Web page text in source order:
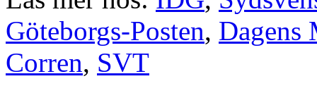
Göteborgs-Posten, Dagens
Corren, SVT